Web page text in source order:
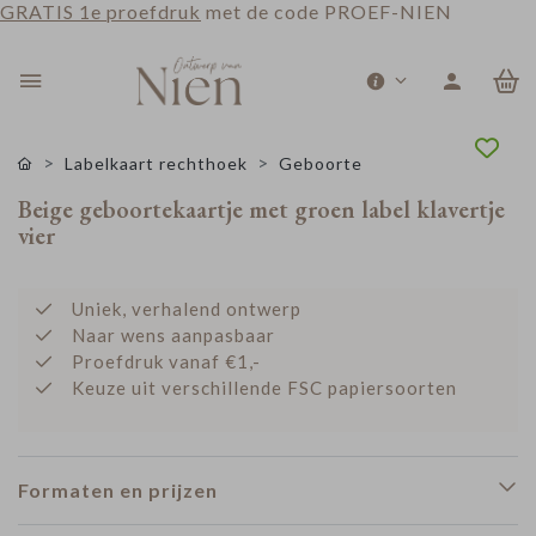
GRATIS 1e proefdruk met de code PROEF-NIEN
Labelkaart rechthoek Geboorte
Beige geboortekaartje met groen label klavertje
vier
Uniek, verhalend ontwerp
Naar wens aanpasbaar
Proefdruk vanaf €1,-
Keuze uit verschillende FSC papiersoorten
Formaten en prijzen